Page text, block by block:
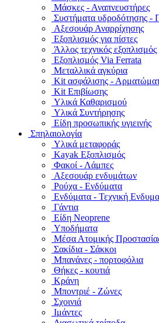
Μάσκες - Αναπνευστήρες
Συστήματα υδροδότησης -
Αξεσουάρ Αναρρίχησης
Εξοπλισμός για πίστες
Άλλος τεχνικός εξοπλισμός
Εξοπλισμός Via Ferrata
Μεταλλικά αγκύρια
Kit ασφάλισης -
Kit Επιβίωσης
Υλικά Καθαρισμού
Υλικά Συντήρησης
Είδη προσωπικής υγιεινής
Σπηλαιολογία
Υλικά μεταφοράς
Kayak Εξοπλισμός
Φακοί - Λάμπες
Αξεσουάρ ενδυμάτων
Ρούχα - Ενδύματα
Ενδύματα - Τεχνική
Γάντια
Είδη Neoprene
Υποδήματα
Μέσα Ατομικής
Σακίδια - Σάκκοι
Μπανάνες - πορτοφόλια
Θήκες - κουτιά
Κράνη
Μποντριέ - Ζώνες
Σχοινιά
Ιμάντες